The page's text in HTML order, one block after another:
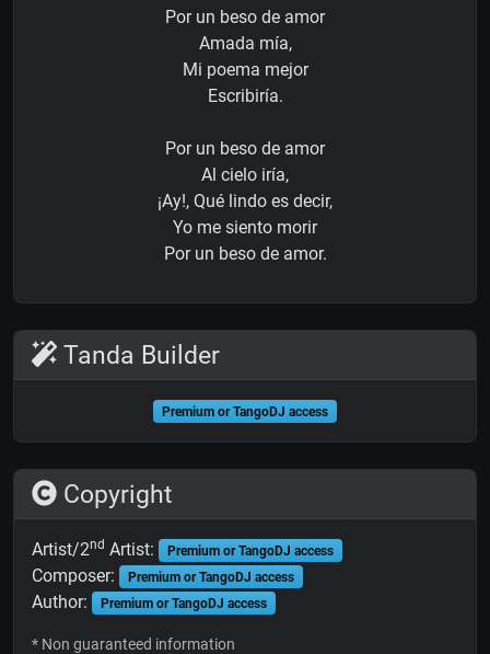
Por un beso de amor
Amada mía,
Mi poema mejor
Escribiría.
Por un beso de amor
Al cielo iría,
¡Ay!, Qué lindo es decir,
Yo me siento morir
Por un beso de amor.
Tanda Builder
Premium or TangoDJ access
Copyright
Artist/2nd Artist: Premium or TangoDJ access
Composer: Premium or TangoDJ access
Author: Premium or TangoDJ access
* Non guaranteed information